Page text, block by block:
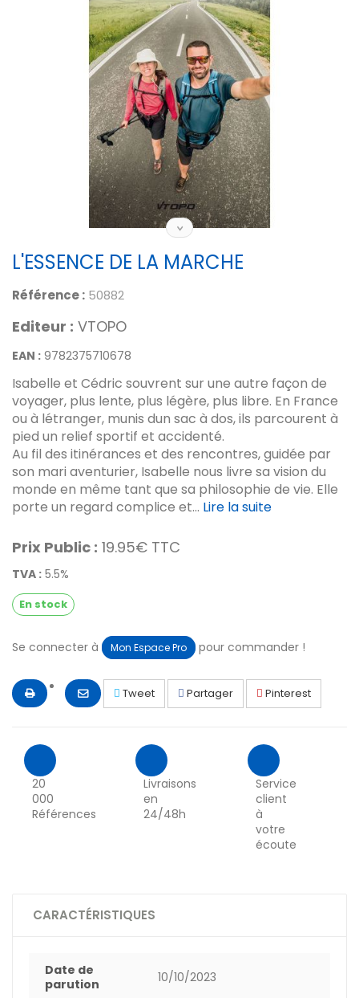
L'ESSENCE DE LA MARCHE
Référence : 50882
Editeur : VTOPO
EAN : 9782375710678
Isabelle et Cédric souvrent sur une autre façon de
voyager, plus lente, plus légère, plus libre. En France
ou à létranger, munis dun sac à dos, ils parcourent à
pied un relief sportif et accidenté.
Au fil des itinérances et des rencontres, guidée par
son mari aventurier, Isabelle nous livre sa vision du
monde en même tant que sa philosophie de vie. Elle
porte un regard complice et... Lire la suite
Prix Public : 19.95€ TTC
TVA : 5.5%
En stock
Se connecter à Mon Espace Pro pour commander !
Tweet Partager Pinterest
20
000
Références
Livraisons
en
24/48h
Service
client
à
votre
écoute
CARACTÉRISTIQUES
Date de
parution
10/10/2023